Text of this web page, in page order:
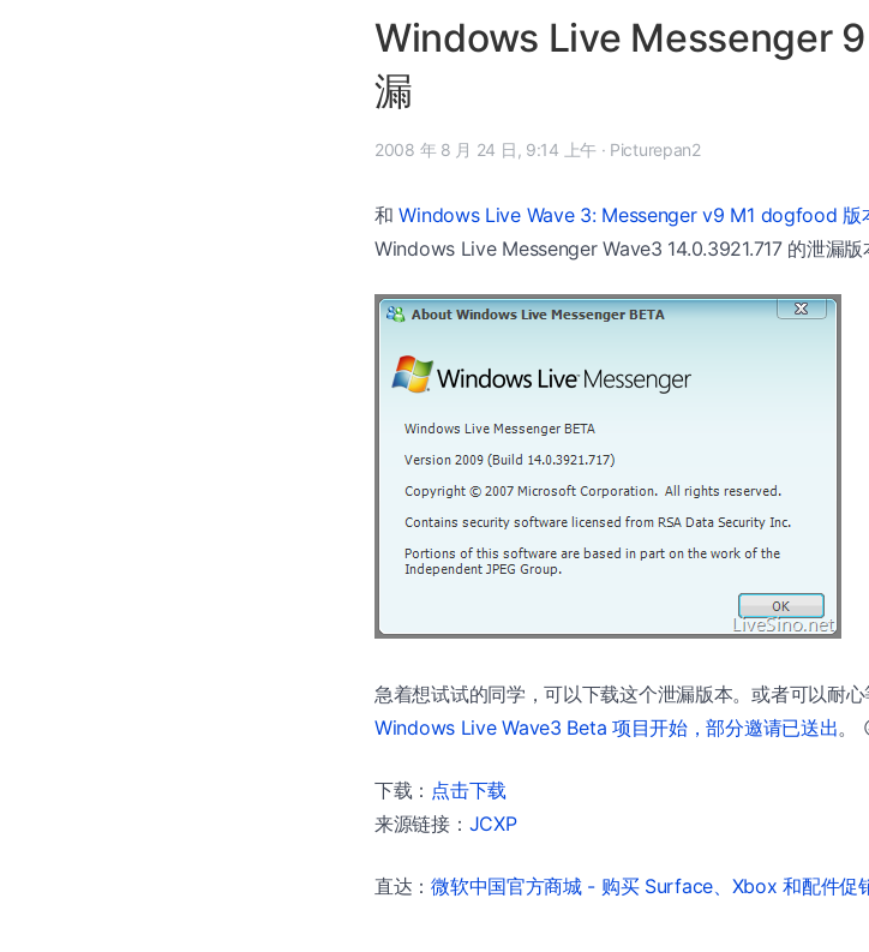
Windows Live Messenger
漏
2008 年 8 月 24 日, 9:14 上午 · Picturepan2
和Windows Live Wave 3: Messenger v9 M1 dogfood 版
Windows Live Messenger Wave3 14.0.3921.717 的泄漏版
急着想试试的同学，可以下载这个泄漏版本。或者可以耐
Windows Live Wave3 Beta 项目开始，部分邀请已送出。
下载： 点击下载
来源链接： JCXP
直达：微软中国官方商城 - 购买 Surface、Xbox 和配件促